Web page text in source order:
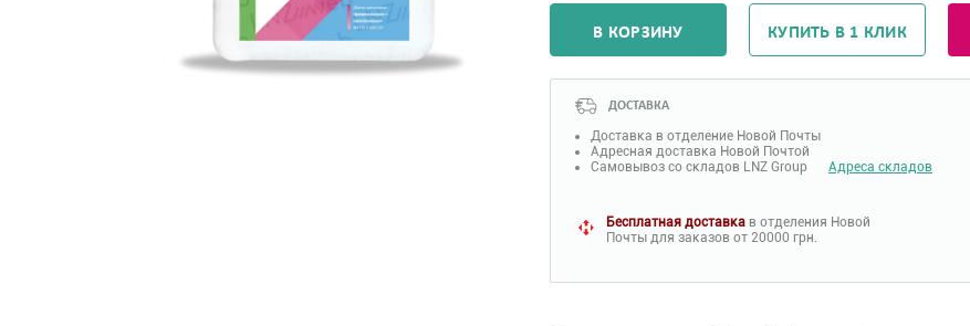
В КОРЗИНУ КУПИТЬ В 1 КЛИК
ДОСТАВКА
Доставка в отделение Новой Почты
Адресная доставка Новой Почтой
Самовывоз со складов LNZ Group
Адреса складов
Бесплатная доставка в отделения Новой
Почты для заказов от 20000 грн.